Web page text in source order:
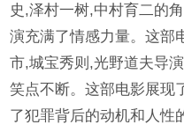
史,泽村一树,中村育二的
演充满了情感力量。这部
市,城宝秀则,光野道夫导
笑点不断。这部电影展现
了犯罪背后的动机和人性